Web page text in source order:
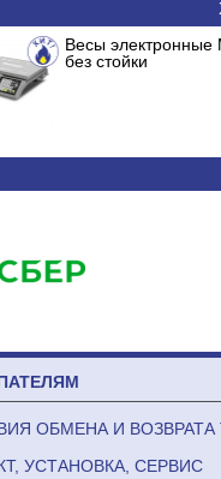
Весы электронные
без стойки
Сплит-
ОБМЕНА И ВОЗВРАТА
УСТАНОВКА, СЕРВИС